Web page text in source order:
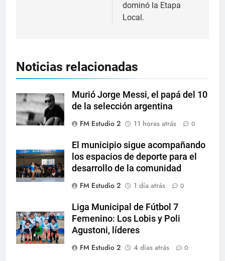
dominó la Etapa
Local.
Noticias relacionadas
Murió Jorge Messi, el papá del 10
de la selección argentina
FM Estudio 2
11 horas atrás 0
El municipio sigue acompañando
los espacios de deporte para el
desarrollo de la comunidad
FM Estudio 2
1 día atrás 0
Liga Municipal de Fútbol 7
Femenino: Los Lobis y Poli
Agustoni, líderes
FM Estudio 2
4 días atrás 0